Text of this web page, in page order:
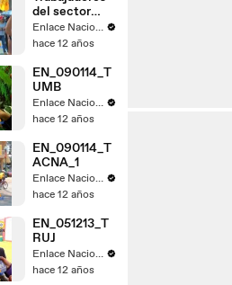
del sector
judicial de
Tacna acatan
Enlace Nacional
hace 12 años
EN_090114_T
UMB
Enlace Nacional
hace 12 años
EN_090114_T
ACNA_1
Enlace Nacional
hace 12 años
EN_051213_T
RUJ
Enlace Nacional
hace 12 años